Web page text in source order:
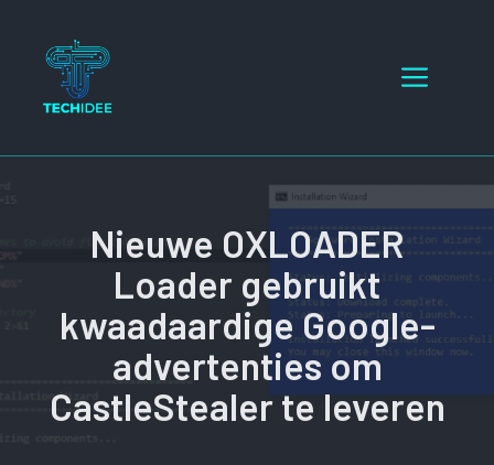
inhoud
Menu
Nieuwe OXLOADER
Loader gebruikt
kwaadaardige Google-
advertenties om
CastleStealer te leveren